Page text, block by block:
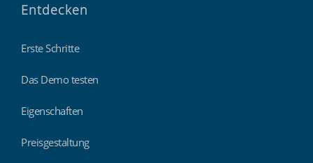
Entdecken
Erste Schritte
Das Demo testen
Eigenschaften
Preisgestaltung